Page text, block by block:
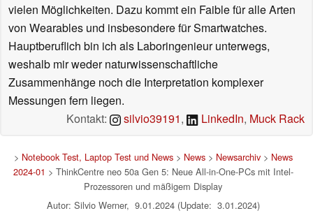
vielen Möglichkeiten. Dazu kommt ein Faible für alle Arten
von Wearables und insbesondere für Smartwatches.
Hauptberuflich bin ich als Laboringenieur unterwegs,
weshalb mir weder naturwissenschaftliche
Zusammenhänge noch die Interpretation komplexer
Messungen fern liegen.
Kontakt:
silvio39191, LinkedIn, Muck Rack
> Notebook Test, Laptop Test und News> News> Newsarchiv> News
2024-01 > ThinkCentre neo 50a Gen 5: Neue All-in-One-PCs mit Intel-
Prozessoren und mäßigem Display
Autor: Silvio Werner, 9.01.2024 (Update: 3.01.2024)